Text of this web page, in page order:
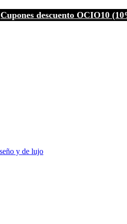
Cupones descuento OCIO10